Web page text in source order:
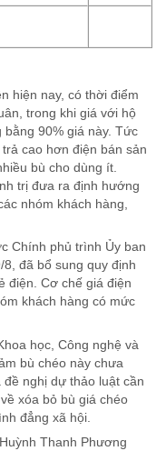
hiện nay, có thời điểm
trong khi giá với hộ
90% giá này. Tức
cao hơn điện bán sản
bù cho dùng ít.
trị đưa ra định hướng
nhóm khách hàng,
Chính phủ trình Ủy ban
đã bổ sung quy định
điện. Cơ chế giá điện
khách hàng có mức
học, Công nghệ và
bù chéo này chưa
nghị dự thảo luật cần
xóa bỏ bù giá chéo
đẳng xã hội.
Huỳnh Thanh Phương